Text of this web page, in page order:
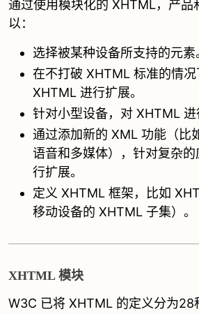
通过使用模块化的 XHTML，产品
以：
选择被某种设备所支持的元素
在不打破 XHTML 标准的情
XHTML 进行扩展。
针对小型设备，对 XHTML 进
通过添加新的 XML 功能（比
语音和多媒体），针对复杂
行扩展。
定义 XHTML 框架，比如
移动设备的 XHTML 子集）。
XHTML 模块
W3C 已将 XHTML 的定义分为28